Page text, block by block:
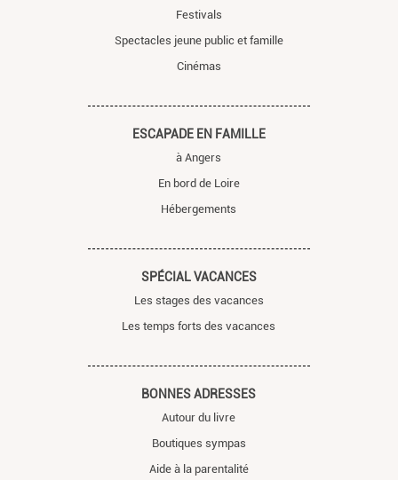
Festivals
Spectacles jeune public et famille
Cinémas
ESCAPADE EN FAMILLE
à Angers
En bord de Loire
Hébergements
SPÉCIAL VACANCES
Les stages des vacances
Les temps forts des vacances
BONNES ADRESSES
Autour du livre
Boutiques sympas
Aide à la parentalité